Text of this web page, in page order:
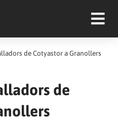
de Cotyastor a Granollers
de